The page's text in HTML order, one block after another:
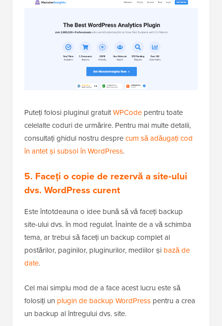
Puteți folosi pluginul gratuitWPCode pentru toate
celelalte coduri de urmărire. Pentru mai multe detalii,
consultați ghidul nostru desprecum să adăugați cod
în antet și subsol în WordPress.
5. Faceți o copie de rezervă a site-ului
dvs. WordPress curent
Este întotdeauna o idee bună să vă faceți backup
site-ului dvs. în mod regulat. Înainte de a vă schimba
tema, ar trebui să faceți un backup complet al
postărilor, paginilor, pluginurilor, mediilor și bază de
date.
Cel mai simplu mod de a face acest lucru este să
folosiți un plugin de backup WordPress pentru a crea
un backup al întregului dvs. site.